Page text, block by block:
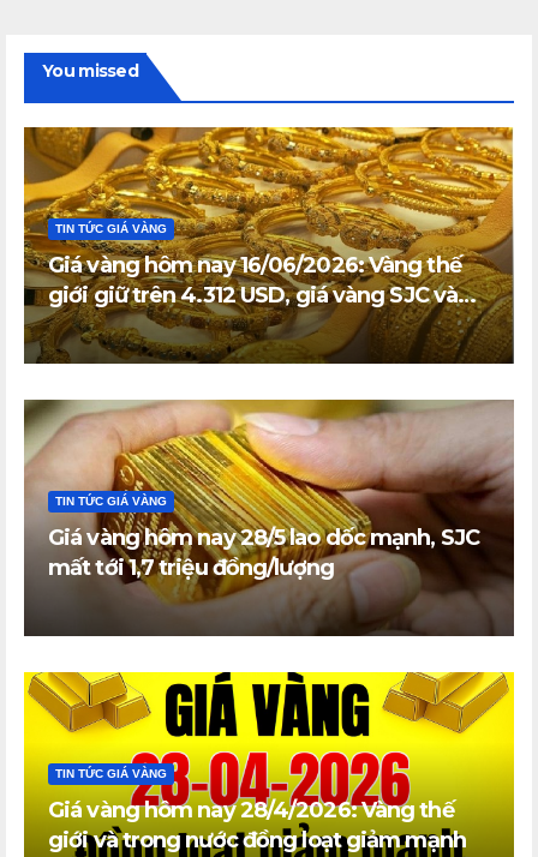
You missed
TIN TỨC GIÁ VÀNG
Giá vàng hôm nay 16/06/2026: Vàng thế
giới giữ trên 4.312 USD, giá vàng SJC và
vàng nhẫn trong nước đi ngang
TIN TỨC GIÁ VÀNG
Giá vàng hôm nay 28/5 lao dốc mạnh, SJC
mất tới 1,7 triệu đồng/lượng
TIN TỨC GIÁ VÀNG
Giá vàng hôm nay 28/4/2026: Vàng thế
giới và trong nước đồng loạt giảm mạnh